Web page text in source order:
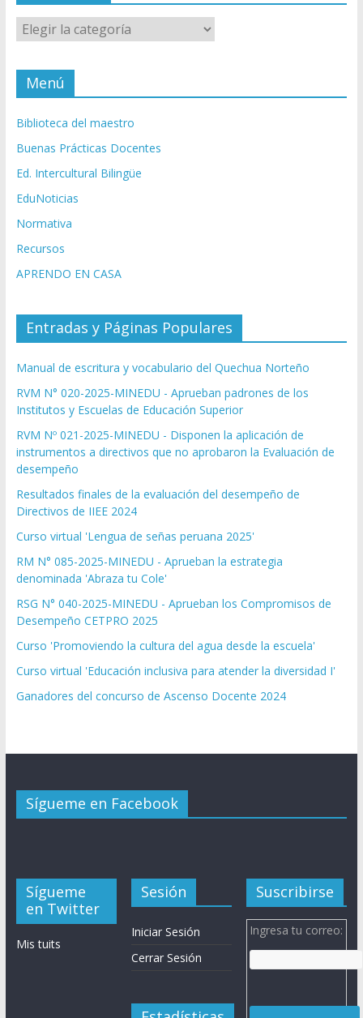
Categorías
Menú
Biblioteca del maestro
Buenas Prácticas Docentes
Ed. Intercultural Bilingüe
EduNoticias
Normativa
Recursos
APRENDO EN CASA
Entradas y Páginas Populares
Manual de escritura y vocabulario del Quechua Norteño
RVM N° 020-2025-MINEDU - Aprueban padrones de los
Institutos y Escuelas de Educación Superior
RVM Nº 021-2025-MINEDU - Disponen la aplicación de
instrumentos a directivos que no aprobaron la Evaluación de
desempeño
Resultados finales de la evaluación del desempeño de
Directivos de IIEE 2024
Curso virtual 'Lengua de señas peruana 2025'
RM N° 085-2025-MINEDU - Aprueban la estrategia
denominada 'Abraza tu Cole'
RSG N° 040-2025-MINEDU - Aprueban los Compromisos de
Desempeño CETPRO 2025
Curso 'Promoviendo la cultura del agua desde la escuela'
Curso virtual 'Educación inclusiva para atender la diversidad I'
Ganadores del concurso de Ascenso Docente 2024
Sígueme en Facebook
Sígueme
en Twitter
Mis tuits
Sesión
Iniciar Sesión
Cerrar Sesión
Suscribirse
Ingresa tu correo: